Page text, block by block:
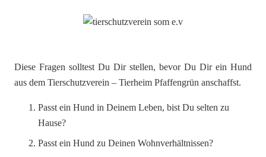
Diese Fragen solltest Du Dir stellen, bevor Du Dir ein Hund
aus dem Tierschutzverein – Tierheim Pfaffengrün anschaffst.
Passt ein Hund in Deinem Leben, bist Du selten zu
Hause?
Passt ein Hund zu Deinen Wohnverhältnissen?